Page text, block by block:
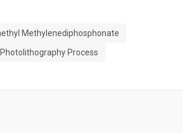
Methylenediphosphonate
Photolithography Process